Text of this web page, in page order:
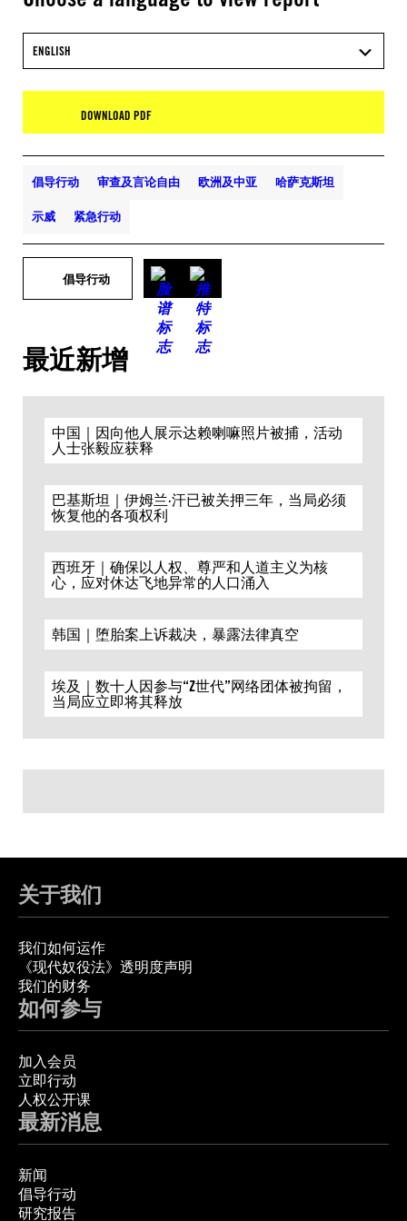
ENGLISH
DOWNLOAD PDF
倡导行动 审查及言论自由 欧洲及中亚 哈萨克斯坦
示威 紧急行动
倡导行动
最近新增
中国｜因向他人展示达赖喇嘛照片被捕，活动
人士张毅应获释
巴基斯坦｜伊姆兰·汗已被关押三年，当局必须
恢复他的各项权利
西班牙｜确保以人权、尊严和人道主义为核
心，应对休达飞地异常的人口涌入
韩国｜堕胎案上诉裁决，暴露法律真空
埃及｜数十人因参与“Z世代”网络团体被拘留，
当局应立即将其释放
关于我们
我们如何运作
《现代奴役法》透明度声明
我们的财务
如何参与
加入会员
立即行动
人权公开课
最新消息
新闻
倡导行动
研究报告